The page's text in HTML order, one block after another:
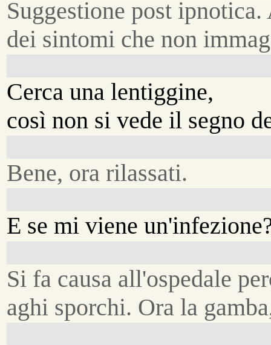
Suggestione post ipnotica.
dei sintomi che non
Cerca una lentiggine,
così non si vede il segno
Bene, ora rilassati.
E se mi viene
Si fa causa all'ospedale
aghi sporchi. Ora la